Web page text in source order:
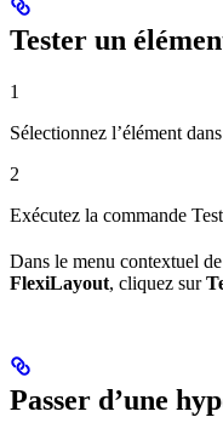
Tester un
1
Sélectionnez l’élément
2
Exécutez la commande
Dans le menu contextuel
FlexiLayout, cliquez sur
Passer d’une